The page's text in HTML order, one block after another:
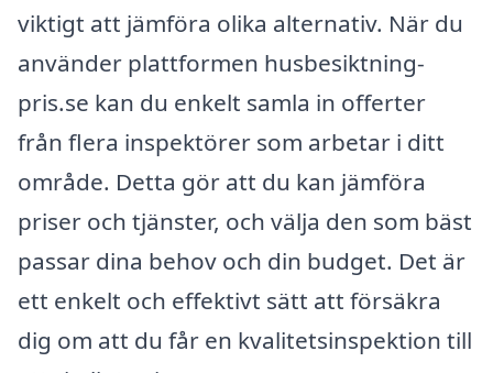
viktigt att jämföra olika alternativ. När du
använder plattformen husbesiktning-
pris.se kan du enkelt samla in offerter
från flera inspektörer som arbetar i ditt
område. Detta gör att du kan jämföra
priser och tjänster, och välja den som bäst
passar dina behov och din budget. Det är
ett enkelt och effektivt sätt att försäkra
dig om att du får en kvalitetsinspektion till